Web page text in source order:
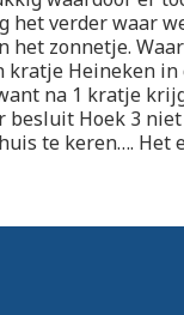
het verder waar
zonnetje.
kratje Heineken in
na 1 kratje
besluit Hoek 3
te keren…. Het